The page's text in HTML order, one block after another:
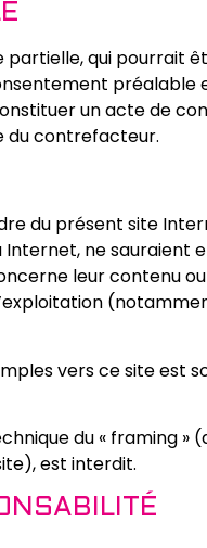
qui pourrait
préalable
un acte de
du contrefacteur.
du présent site
Internet, ne sauraient
leur contenu
vers ce site est
du « framing »
est interdit.